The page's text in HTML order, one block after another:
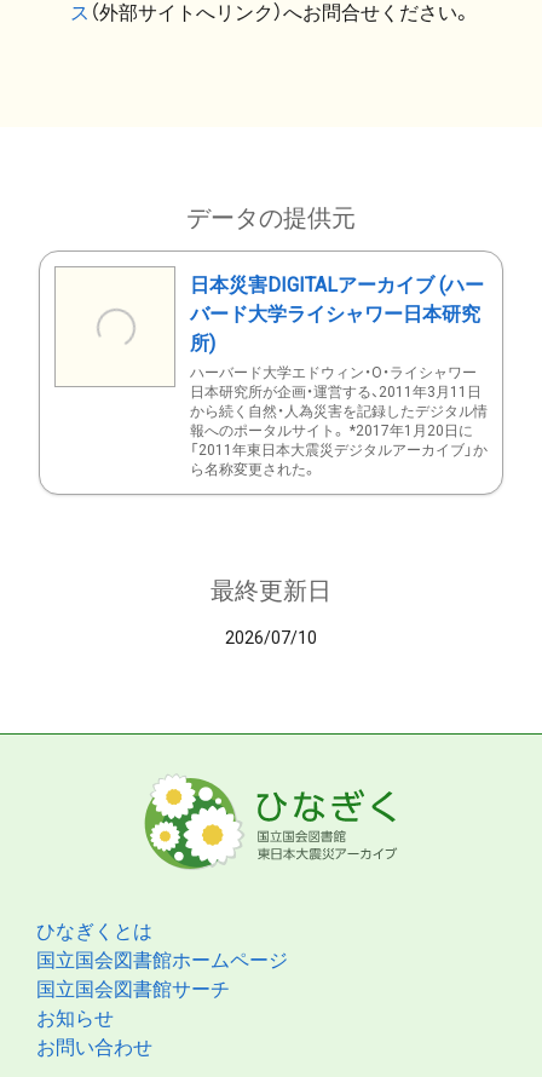
ス （外部サイトへリンク）へお問合せください。
データの提供元
日本災害DIGITALアーカイブ (ハー
バード大学ライシャワー日本研究
所)
ハーバード大学エドウィン・O・ライシャワー
日本研究所が企画・運営する、2011年3月11日
から続く自然・人為災害を記録したデジタル情
報へのポータルサイト。 *2017年1月20日に
「2011年東日本大震災デジタルアーカイブ」か
ら名称変更された。
最終更新日
2026/07/10
ひなぎくとは
国立国会図書館ホームページ
国立国会図書館サーチ
お知らせ
お問い合わせ